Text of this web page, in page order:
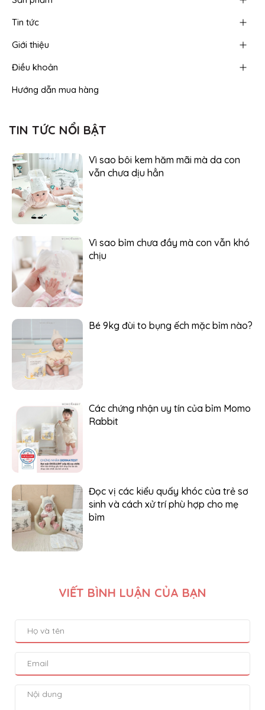
Tin tức
Giới thiệu
Điều khoản
Hướng dẫn mua hàng
TIN TỨC NỔI BẬT
Vì sao bôi kem hăm mãi mà da con
vẫn chưa dịu hẳn
Vì sao bỉm chưa đầy mà con vẫn khó
chịu
Bé 9kg đùi to bụng ếch mặc bỉm nào?
Các chứng nhận uy tín của bỉm Momo
Rabbit
Đọc vị các kiểu quấy khóc của trẻ sơ
sinh và cách xử trí phù hợp cho mẹ
bỉm
VIẾT BÌNH LUẬN CỦA BẠN